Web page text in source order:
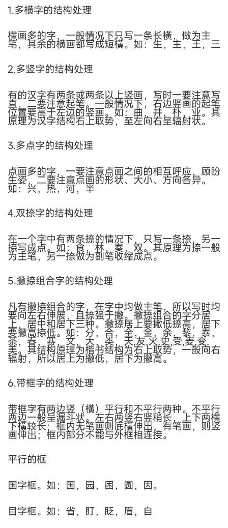
1.多横字的结构处理
横画多的字，一般情况下只写一条长橫，做为主
笔，其余的横画都写成短橫。如：生，主，王，三
2.多竖字的结构处理
有的汉字有两条或两条以上竖画，写时一要注意写
直，二要注意起笔。一般情况下，右边竖画的起笔
位置要高于左边的竖画。如：曲，井，朴，业。其
原理为汉字结构右上取势，至左向右呈辐射状。
3.多点字的结构处理
点画多的字，一要注意点画之间的相互呼应，顾盼
生姿，二要注意点画的形状、大小、方向各异。
如：兴，热，河，半
4.双捺字的结构处理
在一个字中有两条捺的情况下，只写一条捺，另一
捺写成点。如：食，林，奏，双。其原理为捺一般
为主笔，另一捺做为副笔收缩成点。
5.撇捺组合字的结构处理
凡有撇捺组合的字，在字中均做主笔，所以写时均
要向左右伸展，且捺强于撇。撇捺组合的字分居
上，居中和居下三种。撇捺居上要撇低捺高，居下
要撇高捺低。如：分，合，全，金，余，黎，泰，
茶，春，赛，文，大，类，天,友,火,史,受,麦,变,
美。其结构原理为楷书结构为右上取势，一般向右
辐射，所以居上为撇低，居下为撇高。
6.带框字的结构处理
带框字有两边竖（橫）平行和不平行两种。不平行
两边一般呈漏斗状。左右两竖右竖稍长，上下两横
下橫较长；框内无笔画则底橫伸出，有笔画，则竖
画伸出；框内部分不能与外框相连接。
平行的框
国字框。如：国，园，困，圆，因。
目字框。如：省，盯，眨，眉，自